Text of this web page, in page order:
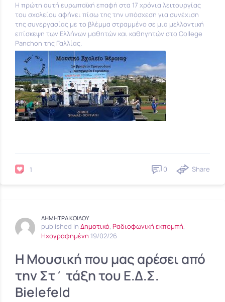
Η πρώτη αυτή ευρωπαϊκή επαφή στα 17 χρόνια λειτουργίας
του σχολείου αφήνει πίσω της την υπόσχεση για συνέχιση
της συνεργασίας με το βλέμμα στραμμένο σε μια μελλοντική
επίσκεψη των Ελλήνων μαθητών και καθηγητών στο College
Panchon της Γαλλίας.
1 0 Share
ΔΗΜΗΤΡΑ ΚΟΙΔΟΥ
published in Δημοτικό, Ραδιοφωνική εκπομπή,
Ηχογραφημένη 19/02/26
Η Μουσική που μας αρέσει από
την Στ΄ τάξη του Ε.Δ.Σ.
Bielefeld